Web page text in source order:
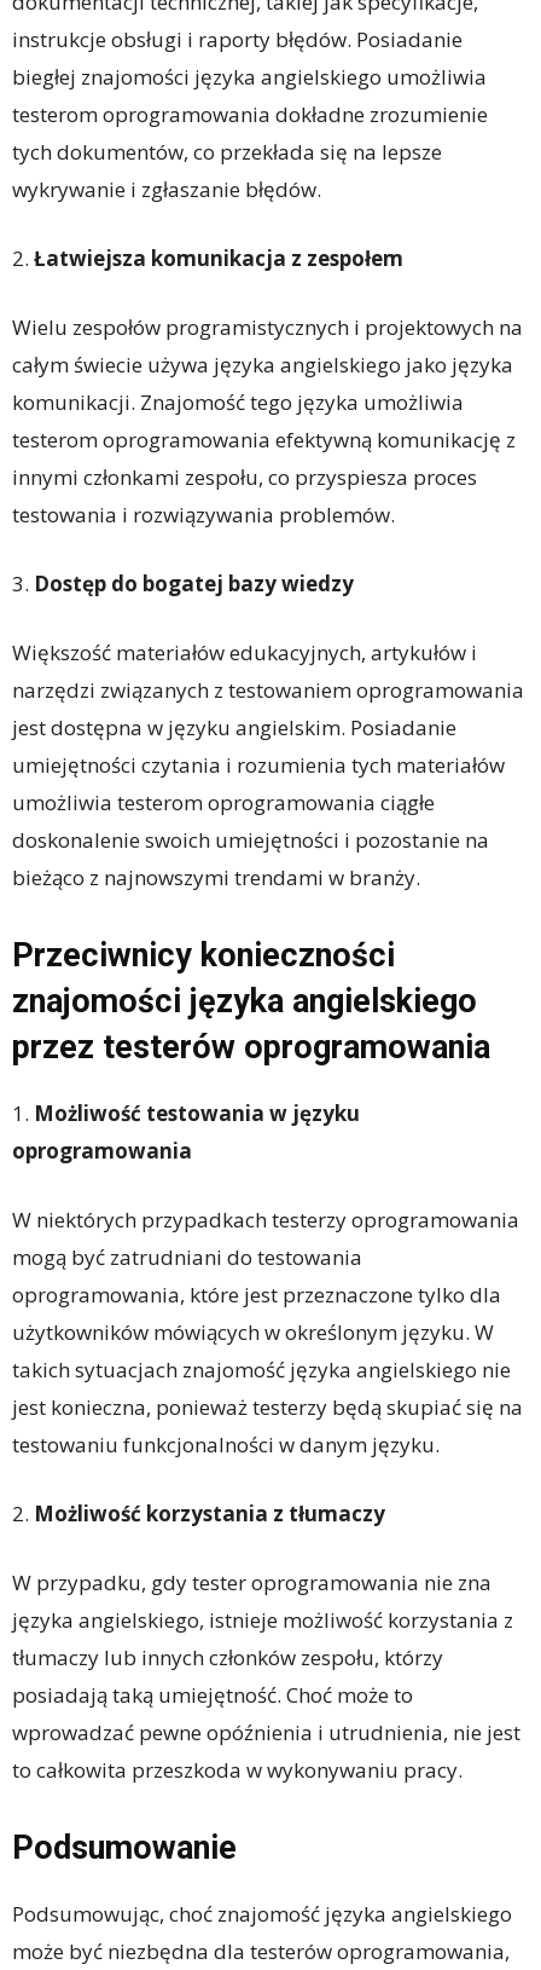
instrukcje obsługi i raporty błędów. Posiadanie
biegłej znajomości języka angielskiego umożliwia
testerom oprogramowania dokładne zrozumienie
tych dokumentów, co przekłada się na lepsze
wykrywanie i zgłaszanie błędów.
2. Łatwiejsza komunikacja z zespołem
Wielu zespołów programistycznych i projektowych na
całym świecie używa języka angielskiego jako języka
komunikacji. Znajomość tego języka umożliwia
testerom oprogramowania efektywną komunikację z
innymi członkami zespołu, co przyspiesza proces
testowania i rozwiązywania problemów.
3. Dostęp do bogatej bazy wiedzy
Większość materiałów edukacyjnych, artykułów i
narzędzi związanych z testowaniem oprogramowania
jest dostępna w języku angielskim. Posiadanie
umiejętności czytania i rozumienia tych materiałów
umożliwia testerom oprogramowania ciągłe
doskonalenie swoich umiejętności i pozostanie na
bieżąco z najnowszymi trendami w branży.
Przeciwnicy konieczności
znajomości języka angielskiego
przez testerów oprogramowania
1. Możliwość testowania w języku
oprogramowania
W niektórych przypadkach testerzy oprogramowania
mogą być zatrudniani do testowania
oprogramowania, które jest przeznaczone tylko dla
użytkowników mówiących w określonym języku. W
takich sytuacjach znajomość języka angielskiego nie
jest konieczna, ponieważ testerzy będą skupiać się na
testowaniu funkcjonalności w danym języku.
2. Możliwość korzystania z tłumaczy
W przypadku, gdy tester oprogramowania nie zna
języka angielskiego, istnieje możliwość korzystania z
tłumaczy lub innych członków zespołu, którzy
posiadają taką umiejętność. Choć może to
wprowadzać pewne opóźnienia i utrudnienia, nie jest
to całkowita przeszkoda w wykonywaniu pracy.
Podsumowanie
Podsumowując, choć znajomość języka angielskiego
może być niezbędna dla testerów oprogramowania,